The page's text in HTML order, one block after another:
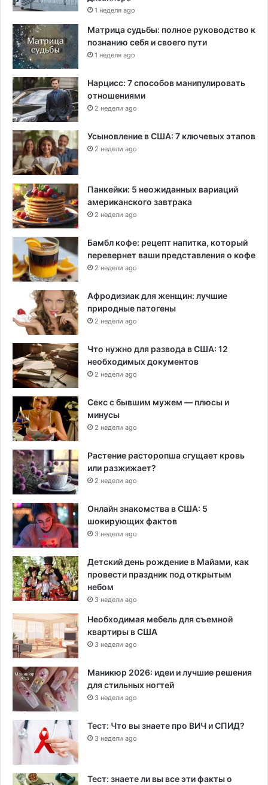
1 неделя ago
Матрица судьбы: полное руководство к
познанию себя и своего пути
1 неделя ago
Нарцисс: 7 способов манипулировать
отношениями
2 недели ago
Усыновление в США: 7 ключевых этапов
2 недели ago
Панкейки: 5 неожиданных вариаций
американского завтрака
2 недели ago
Бамбл кофе: рецепт напитка, который
перевернет ваши представления о кофе
2 недели ago
Афродизиак для женщин: лучшие
природные патогены
2 недели ago
Что нужно для развода в США: 12
необходимых документов
2 недели ago
Секс с бывшим мужем — плюсы и
минусы
2 недели ago
Растение расторопша сгущает кровь
или разжижает?
2 недели ago
Онлайн знакомства в США: 5
шокирующих фактов
3 недели ago
Детский день рождение в Майами, как
провести праздник под открытым
небом
3 недели ago
Необходимая мебель для съемной
квартиры в США
3 недели ago
Маникюр 2026: идеи и лучшие решения
для стильных ногтей
3 недели ago
Тест: Что вы знаете про ВИЧ и СПИД?
3 недели ago
Тест: знаете ли вы все эти факты о